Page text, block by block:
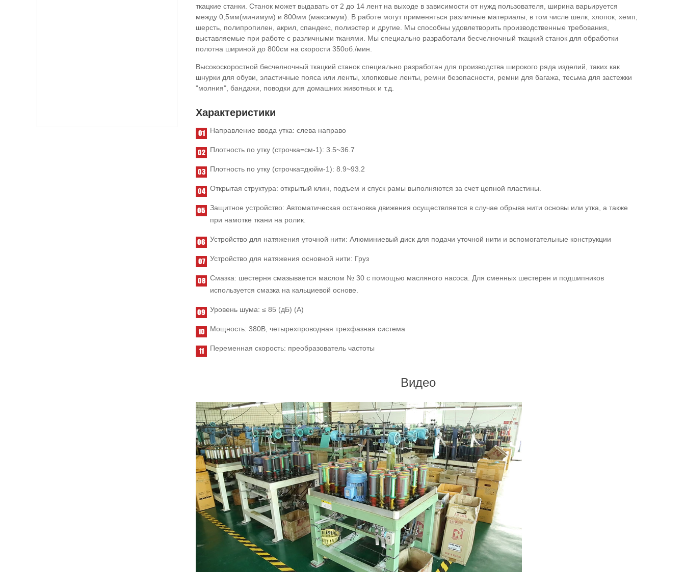
ткацкие станки. Станок может выдавать от 2 до 14 лент на выходе в зависимости от нужд пользователя, ширина варьируется
между 0,5мм(минимум) и 800мм (максимум). В работе могут применяться различные материалы, в том числе шелк, хлопок, хемп,
шерсть, полипропилен, акрил, спандекс, полиэстер и другие. Мы способны удовлетворить производственные требования,
выставляемые при работе с различными тканями. Мы специально разработали бесчелночный ткацкий станок для обработки
полотна шириной до 800см на скорости 350об./мин.
Высокоскоростной бесчелночный ткацкий станок специально разработан для производства широкого ряда изделий, таких как
шнурки для обуви, эластичные пояса или ленты, хлопковые ленты, ремни безопасности, ремни для багажа, тесьма для застежки
"молния", бандажи, поводки для домашних животных и т.д.
Характеристики
Направление ввода утка: слева направо
Плотность по утку (строчка=см-1): 3.5~36.7
Плотность по утку (строчка=дюйм-1): 8.9~93.2
Открытая структура: открытый клин, подъем и спуск рамы выполняются за счет цепной пластины.
Защитное устройство: Автоматическая остановка движения осуществляется в случае обрыва нити основы или утка, а также
при намотке ткани на ролик.
Устройство для натяжения уточной нити: Алюминиевый диск для подачи уточной нити и вспомогательные конструкции
Устройство для натяжения основной нити: Груз
Смазка: шестерня смазывается маслом № 30 с помощью масляного насоса. Для сменных шестерен и подшипников
используется смазка на кальциевой основе.
Уровень шума: ≤ 85 (дБ) (A)
Мощность: 380В, четырехпроводная трехфазная система
Переменная скорость: преобразователь частоты
Видео